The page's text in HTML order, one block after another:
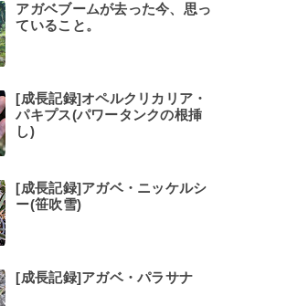
アガベブームが去った今、思っ
ていること。
[成長記録]オペルクリカリア・
パキプス(パワータンクの根挿
し)
[成長記録]アガベ・ニッケルシ
ー(笹吹雪)
[成長記録]アガベ・パラサナ